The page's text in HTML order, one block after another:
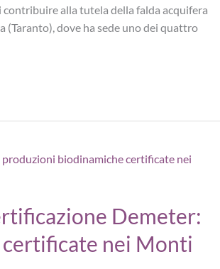
alla tutela della falda acquifera
dove ha sede uno dei quattro
Demeter:
nei Monti